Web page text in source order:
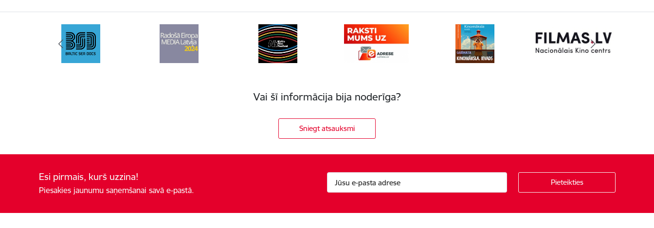
Vai šī informācija bija noderīga?
Sniegt atsauksmi
Esi pirmais, kurš uzzina!
Piesakies jaunumu saņemšanai savā e-pastā.